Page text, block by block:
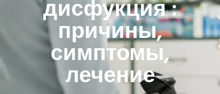
дисфукция :
причины,
симптомы,
лечение